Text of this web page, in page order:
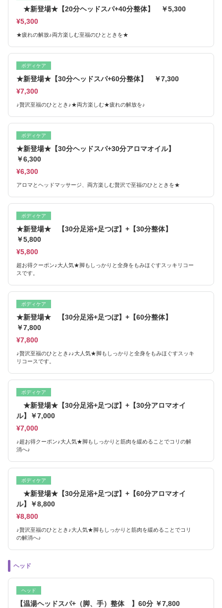
★新登場★【20分ヘッドスパ+40分整体】 ￥5,300
¥5,300
★疲れの解放♪両方楽しむ至福のひとときを★
ボディケア
★新登場★【30分ヘッドスパ+60分整体】 ￥7,300
¥7,300
♪贅沢至福のひととき♪★両方楽しむ★疲れの解放を♪
ボディケア
★新登場★【30分ヘッドスパ+30分アロマオイル】
￥6,300
¥6,300
アロマとヘッドマッサージ、両方楽しむ贅沢で至福のひとときを★
ボディケア
★新登場★ 【30分足浴+足つぼ】+【30分整体】
￥5,800
¥5,800
超お得クーポン♪大人気★脚もしっかりと全身をもみほぐすスッキリコー
スです。
ボディケア
★新登場★ 【30分足浴+足つぼ】+【60分整体】
￥7,800
¥7,800
♪贅沢至福のひととき♪♪大人気★脚もしっかりと全身をもみほぐすスッキ
リコースです。
ボディケア
★新登場★【30分足浴+足つぼ】+【30分アロマオイ
ル】￥7,000
¥7,000
♪超お得クーポン♪大人気★脚もしっかりと筋肉を緩めることでコリの解
消へ♪
ボディケア
★新登場★【30分足浴+足つぼ】+【60分アロマオイ
ル】￥8,800
¥8,800
♪贅沢至福のひととき♪大人気★脚もしっかりと筋肉を緩めることでコリ
の解消へ♪
ヘッド
ヘッド
【温湯ヘッドスパ+（脚、手）整体 】60分 ￥7,800